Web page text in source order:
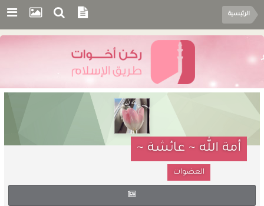
الرئيسية
أمة الله ~ عائشة ~
العضوات